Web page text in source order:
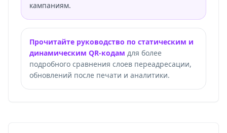
кампаниям.
Прочитайте руководство по статическим и
динамическим QR-кодам для более
подробного сравнения слоев переадресации,
обновлений после печати и аналитики.